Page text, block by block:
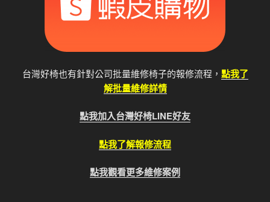
台灣好椅也有針對公司批量維修椅子的報修流程， 點我了
解批量維修詳情
點我加入台灣好椅LINE好友
點我了解報修流程
點我觀看更多維修案例